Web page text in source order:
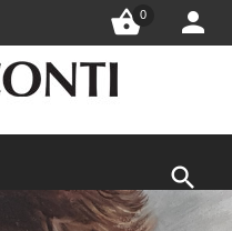
0 
